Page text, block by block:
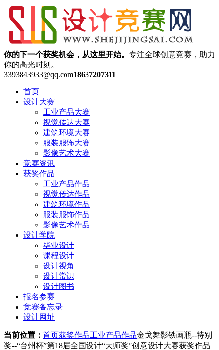
你的下一个获奖机会，从这里开始。 专注全球创意竞赛，助力
你的高光时刻。
3393843933@qq.com18637207311
首页
设计大赛
工业产品大赛
视觉传达大赛
建筑环境大赛
服装服饰大赛
影像艺术大赛
竞赛资讯
获奖作品
工业产品作品
视觉传达作品
建筑环境作品
服装服饰作品
影像艺术作品
设计学院
毕业设计
课程设计
设计视角
设计常识
设计图书
报名参赛
竞赛备忘录
设计网址
当前位置： 首页获奖作品工业产品作品金戈舞影铁画瓶--特别
奖--“台州杯”第18届全国设计“大师奖”创意设计大赛获奖作品